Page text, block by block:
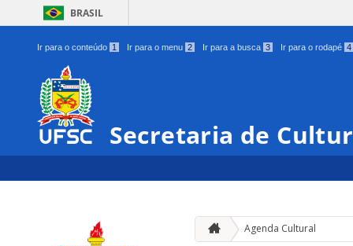
BRASIL
Ir para o conteúdo 1 Ir para o menu 2 Ir para a busca 3 Ir para o rodapé 4
Secretaria de
Agenda Cultural